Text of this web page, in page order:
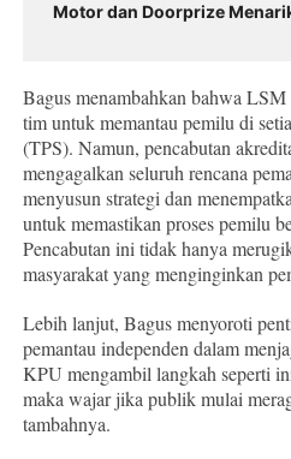
Motor dan Doorprize
Bagus menambahkan bahwa
tim untuk memantau pemilu di
(TPS). Namun, pencabutan
mengagalkan seluruh rencana
menyusun strategi dan
untuk memastikan proses pemilu
Pencabutan ini tidak hanya
masyarakat yang menginginkan
Lebih lanjut, Bagus menyoroti
pemantau independen dalam
KPU mengambil langkah seperti
maka wajar jika publik mulai
tambahnya.